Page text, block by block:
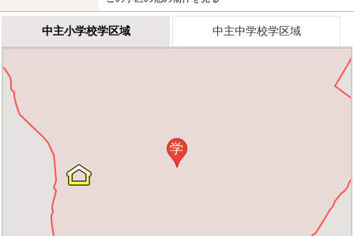
中主小学校学区域 中主中学校学区域
学